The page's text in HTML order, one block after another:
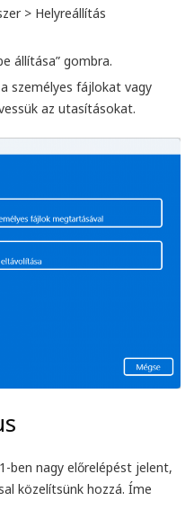
> Helyreállítás
állítása” gombra.
személyes fájlokat vagy
az utasításokat.
ben nagy előrelépést jelent,
közelítsünk hozzá. Íme